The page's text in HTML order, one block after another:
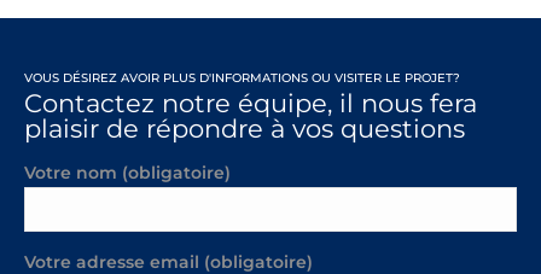
VOUS DÉSIREZ AVOIR PLUS D'INFORMATIONS OU VISITER LE PROJET?
Contactez notre équipe, il nous fera
plaisir de répondre à vos questions
Votre nom (obligatoire)
Votre adresse email (obligatoire)